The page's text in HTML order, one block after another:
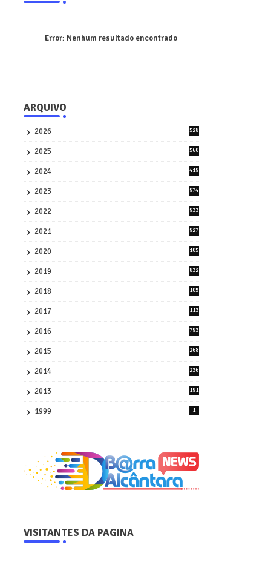
Error: Nenhum resultado encontrado
ARQUIVO
2026
528
2025
560
2024
419
2023
974
2022
933
2021
927
2020
105
2019
832
2018
105
2017
113
2016
793
2015
268
2014
236
2013
191
1999 1
VISITANTES DA PAGINA